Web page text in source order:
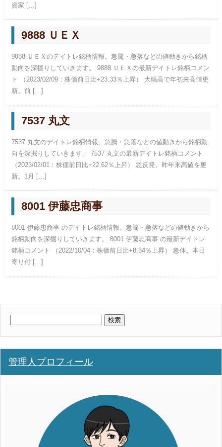
資家 […]
9888 ＵＥＸ
9888 ＵＥＸのデイトレ銘柄情報。急騰・急落などの値動きから銘柄
動向を深掘りしていきます。 9888 ＵＥＸの最新デイトレ銘柄コメン
ト （2023/02/09：株価前日比+23.33％上昇） 大幅高で年初来高値更
新。前 […]
7537 丸文
7537 丸文のデイトレ銘柄情報。急騰・急落などの値動きから銘柄動
向を深掘りしていきます。 7537 丸文の最新デイトレ銘柄コメント
（2023/02/01：株価前日比+22.62％上昇） 急反発、昨年来高値を更
新。1月 […]
8001 伊藤忠商事
8001 伊藤忠商事 のデイトレ銘柄情報。急騰・急落などの値動きから
銘柄動向を深掘りしていきます。 8001 伊藤忠商事 の最新デイトレ
銘柄コメント （2022/10/04：株価前日比+8.34％上昇） 急伸。本日
寄り付 […]
管理人プロフィール